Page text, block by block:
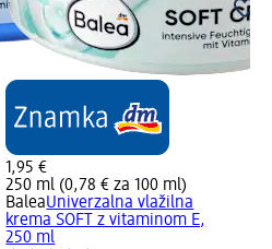
1,95 €
250 ml (0,78 € za 100 ml)
BaleaUniverzalna vlažilna
krema SOFT z vitaminom E,
250 ml